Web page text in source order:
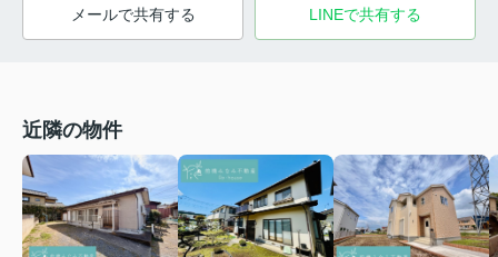
メールで共有する LINEで共有する
近隣の物件